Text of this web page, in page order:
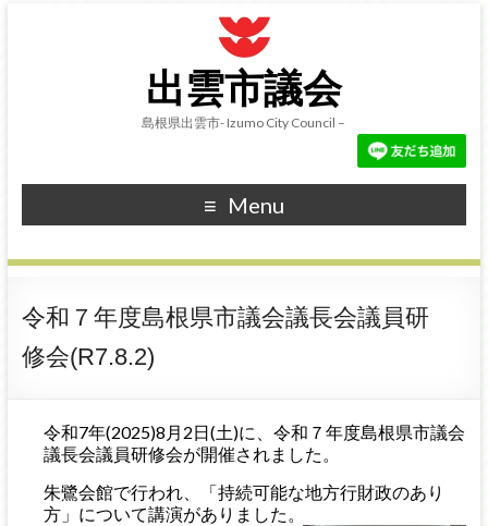
出雲市議会
島根県出雲市- Izumo City Council –
Menu
令和７年度島根県市議会議長会議員研
修会(R7.8.2)
令和7年(2025)8月2日(土)に、令和７年度島根県市議会
議長会議員研修会が開催されました。
朱鷺会館で行われ、「持続可能な地方行財政のあり
方」について講演がありました。